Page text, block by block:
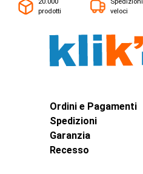
prodotti
veloci
Ordini e Pagamenti
Spedizioni
Garanzia
Recesso